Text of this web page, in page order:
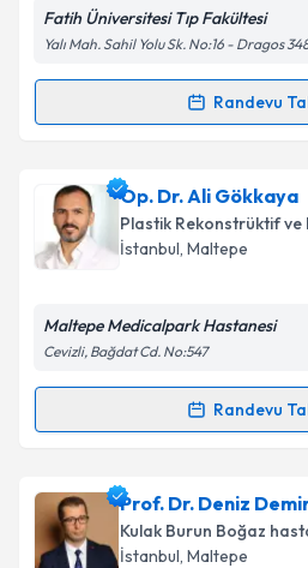
Fatih Üniversitesi Tıp Fakültesi
Yalı Mah. Sahil Yolu Sk. No:16 - Dragos
Randevu
Randevu Takvimi Talebi
Op. Dr. Lorenc Jasharllari
talebi oluşturun. Size bu
için bir takvim
Kişisel verilerimin
kapsamda işlenmesini
Takvim
Op. Dr. Ali Gökkaya
Plastik Rekonstrüktif ve
İstanbul, Maltepe
Maltepe Medicalpark Hastanesi
Cevizli, Bağdat Cd. No:547
Randevu
Randevu Takvimi Talebi
Op. Dr. Ali Gökkayaiçin
oluşturun. Size bu uzmandan
takvim hazırlandığında e-
Prof. Dr. Deniz
Kulak Burun Boğaz
İstanbul, Maltepe